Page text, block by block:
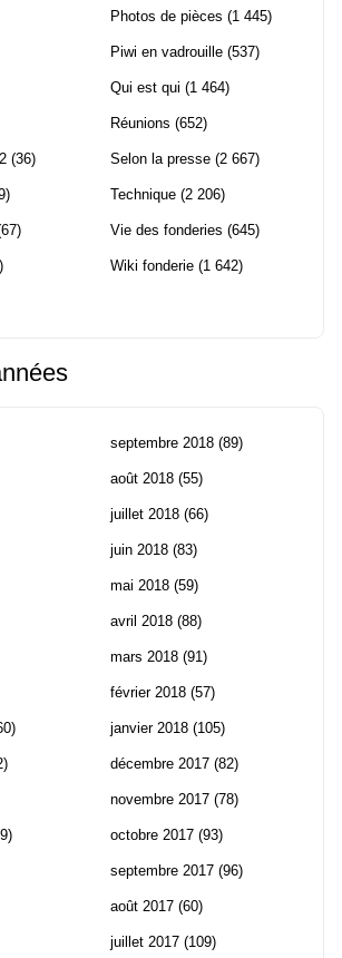
(36)
Photos de pièces (1 445)
Piwi en vadrouille (537)
Qui est qui (1 464)
Réunions (652)
Selon la presse (2 667)
Technique (2 206)
Vie des fonderies (645)
Wiki fonderie (1 642)
septembre 2018 (89)
août 2018 (55)
juillet 2018 (66)
juin 2018 (83)
mai 2018 (59)
avril 2018 (88)
mars 2018 (91)
février 2018 (57)
janvier 2018 (105)
décembre 2017 (82)
novembre 2017 (78)
octobre 2017 (93)
septembre 2017 (96)
août 2017 (60)
juillet 2017 (109)